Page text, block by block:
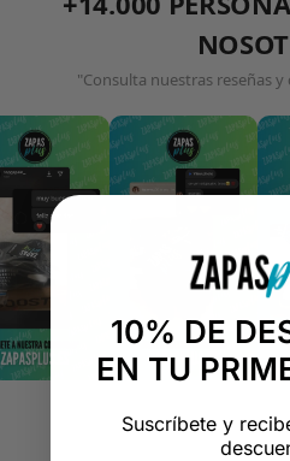
"Consulta nuestras reseñas
10% DE
EN TU
Suscríbete y